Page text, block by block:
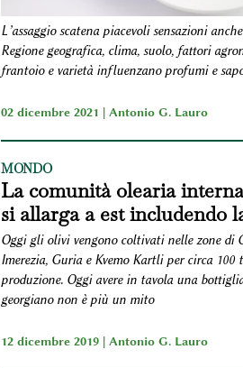
L’assaggio scatena piacevoli sensazioni
Regione geografica, clima, suolo, fattori
frantoio e varietà influenzano profumi e
02 dicembre 2021 | Antonio G. Lauro
MONDO
La comunità olearia
si allarga a est includendo
Oggi gli olivi vengono coltivati nelle zone di
Imerezia, Guria e Kvemo Kartli per circa 100
produzione. Oggi avere in tavola una
georgiano non è più un mito
12 dicembre 2019 | Antonio G. Lauro